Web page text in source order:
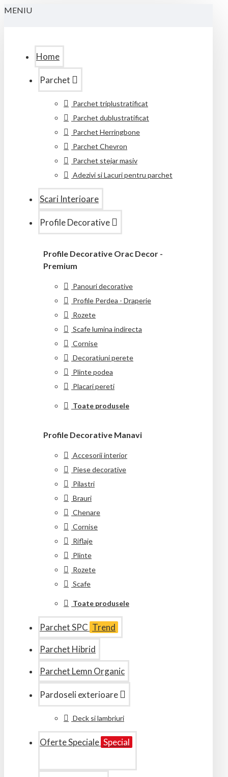
MENIU
Home
Parchet
Parchet triplustratificat
Parchet dublustratificat
Parchet Herringbone
Parchet Chevron
Parchet stejar masiv
Adezivi si Lacuri pentru parchet
Scari Interioare
Profile Decorative
Profile Decorative Orac Decor -
Premium
Panouri decorative
Profile Perdea - Draperie
Rozete
Scafe lumina indirecta
Cornise
Decoratiuni perete
Plinte podea
Placari pereti
Toate produsele
Profile Decorative Manavi
Accesorii interior
Piese decorative
Pilastri
Brauri
Chenare
Cornise
Riflaje
Plinte
Rozete
Scafe
Toate produsele
Parchet SPC Trend
Parchet Hibrid
Parchet Lemn Organic
Pardoseli exterioare
Deck si lambriuri
Oferte Speciale Special